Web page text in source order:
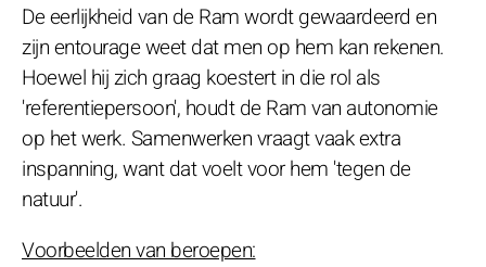
De eerlijkheid van de Ram wordt gewaardeerd en
zijn entourage weet dat men op hem kan rekenen.
Hoewel hij zich graag koestert in die rol als
'referentiepersoon', houdt de Ram van autonomie
op het werk. Samenwerken vraagt vaak extra
inspanning, want dat voelt voor hem 'tegen de
natuur'.
Voorbeelden van beroepen: